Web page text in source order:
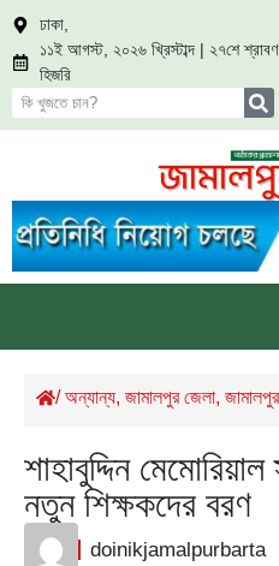
ঢাকা,
১১ই আগস্ট, ২০২৬ খ্রিস্টাব্দ | ২৭শে
হিজরি
/অন্যান্য, জামালপুর জেলা,
শাহাবুদ্দিন
নতুন শিক্ষকদের বরণ
doinikjamalpurbarta